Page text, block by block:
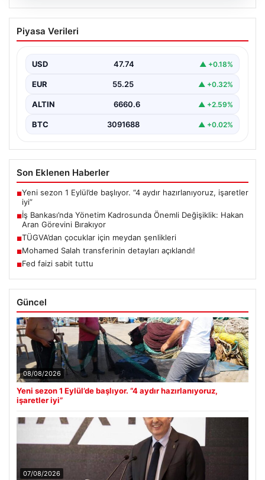
06.08.2026
TÜGVA’dan çocuklar için meydan
şenlikleri
Piyasa Verileri
USD 47.74 ▲ +0.18%
EUR 55.25 ▲ +0.32%
ALTIN 6660.6 ▲ +2.59%
BTC 3091688 ▲ +0.02%
Son Eklenen Haberler
■Yeni sezon 1 Eylül’de başlıyor. “4 aydır hazırlanıyoruz, işaretler
iyi”
■İş Bankası’nda Yönetim Kadrosunda Önemli Değişiklik: Hakan
Aran Görevini Bırakıyor
■TÜGVA’dan çocuklar için meydan şenlikleri
■Mohamed Salah transferinin detayları açıklandı!
■Fed faizi sabit tuttu
Güncel
08/08/2026
Yeni sezon 1 Eylül’de başlıyor. “4 aydır hazırlanıyoruz,
işaretler iyi”
07/08/2026